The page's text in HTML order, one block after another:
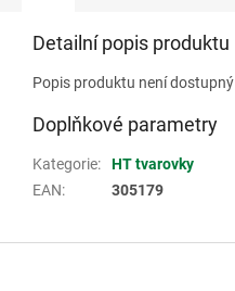
Detailní popis produktu
Popis produktu není dostupný
Doplňkové parametry
Kategorie:
HT tvarovky
EAN: 305179